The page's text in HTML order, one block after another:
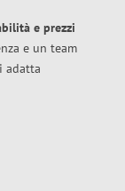
e prezzi
e un team
adatta